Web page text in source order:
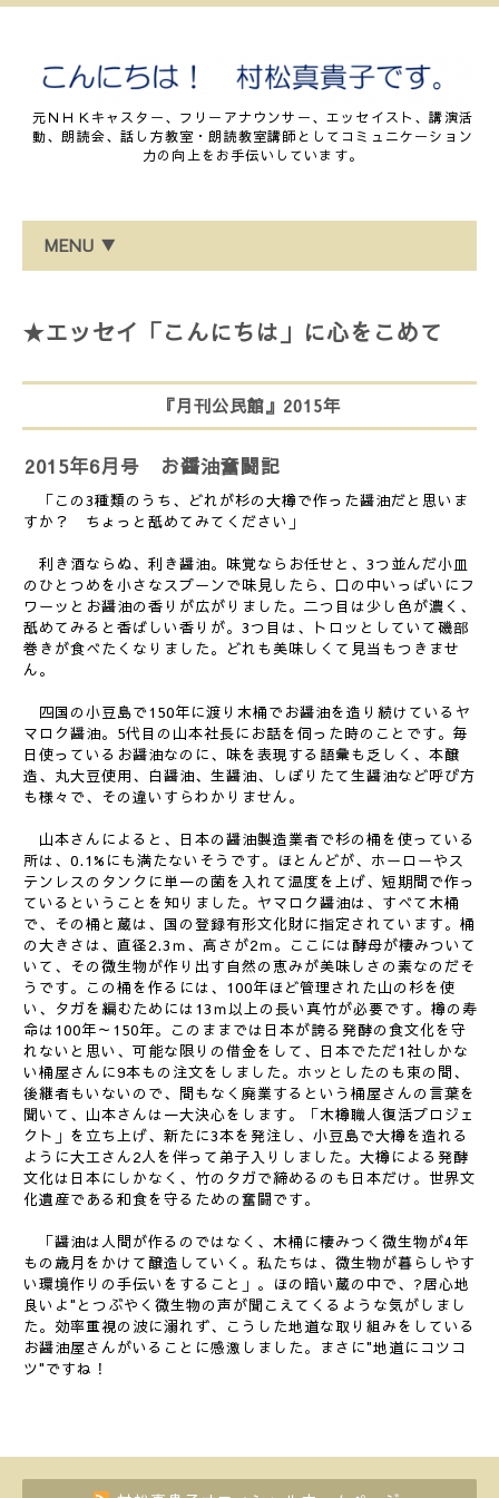
元ＮＨＫキャスター、フリーアナウンサー、エッセイスト、講演活
動、朗読会、話し方教室・朗読教室講師としてコミュニケーション
力の向上をお手伝いしています。
MENU ▼
★エッセイ「こんにちは」に心をこめて
『月刊公民館』2015年
2015年6月号 お醤油奮闘記
「この3種類のうち、どれが杉の大樽で作った醤油だと思いま
すか？ ちょっと舐めてみてください」
利き酒ならぬ、利き醤油。味覚ならお任せと、3つ並んだ小皿
のひとつめを小さなスプーンで味見したら、口の中いっぱいにフ
ワーッとお醤油の香りが広がりました。二つ目は少し色が濃く、
舐めてみると香ばしい香りが。3つ目は、トロッとしていて磯部
巻きが食べたくなりました。どれも美味しくて見当もつきませ
ん。
四国の小豆島で150年に渡り木桶でお醤油を造り続けているヤ
マロク醤油。5代目の山本社長にお話を伺った時のことです。毎
日使っているお醤油なのに、味を表現する語彙も乏しく、本醸
造、丸大豆使用、白醤油、生醤油、しぼりたて生醤油など呼び方
も様々で、その違いすらわかりません。
山本さんによると、日本の醤油製造業者で杉の桶を使っている
所は、0.1%にも満たないそうです。ほとんどが、ホーローやス
テンレスのタンクに単一の菌を入れて温度を上げ、短期間で作っ
ているということを知りました。ヤマロク醤油は、すべて木桶
で、その桶と蔵は、国の登録有形文化財に指定されています。桶
の大きさは、直径2.3ｍ、高さが2ｍ。ここには酵母が棲みついて
いて、その微生物が作り出す自然の恵みが美味しさの素なのだそ
うです。この桶を作るには、100年ほど管理された山の杉を使
い、タガを編むためには13ｍ以上の長い真竹が必要です。樽の寿
命は100年～150年。このままでは日本が誇る発酵の食文化を守
れないと思い、可能な限りの借金をして、日本でただ1社しかな
い桶屋さんに9本もの注文をしました。ホッとしたのも束の間、
後継者もいないので、間もなく廃業するという桶屋さんの言葉を
聞いて、山本さんは一大決心をします。「木樽職人復活プロジェ
クト」を立ち上げ、新たに3本を発注し、小豆島で大樽を造れる
ように大工さん2人を伴って弟子入りしました。大樽による発酵
文化は日本にしかなく、竹のタガで締めるのも日本だけ。世界文
化遺産である和食を守るための奮闘です。
「醤油は人間が作るのではなく、木桶に棲みつく微生物が4年
もの歳月をかけて醸造していく。私たちは、微生物が暮らしやす
い環境作りの手伝いをすること」。ほの暗い蔵の中で、?居心地
良いよ"とつぶやく微生物の声が聞こえてくるような気がしまし
た。効率重視の波に溺れず、こうした地道な取り組みをしている
お醤油屋さんがいることに感激しました。まさに"地道にコツコ
ツ"ですね！